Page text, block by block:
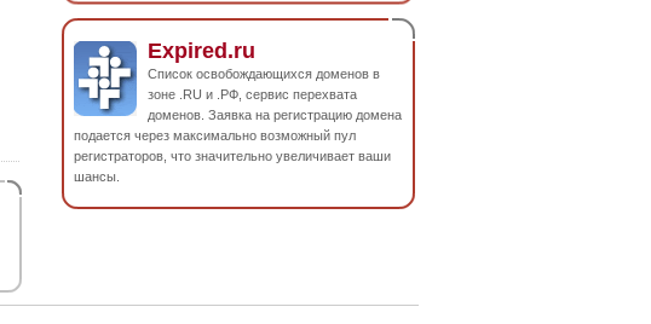
Expired.ru
Список освобождающихся доменов в
зоне .RU и .РФ, сервис перехвата
доменов. Заявка на регистрацию домена
подается через максимально возможный пул
регистраторов, что значительно увеличивает ваши
шансы.